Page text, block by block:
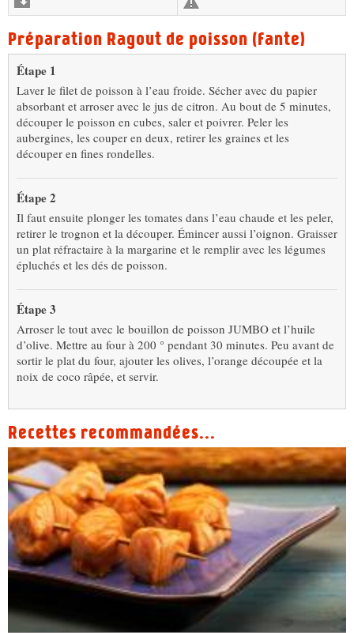
Préparation Ragout de poisson (fante)
Étape 1
Laver le filet de poisson à l’eau froide. Sécher avec du papier
absorbant et arroser avec le jus de citron. Au bout de 5 minutes,
découper le poisson en cubes, saler et poivrer. Peler les
aubergines, les couper en deux, retirer les graines et les
découper en fines rondelles.
Étape 2
Il faut ensuite plonger les tomates dans l’eau chaude et les peler,
retirer le trognon et la découper. Émincer aussi l’oignon. Graisser
un plat réfractaire à la margarine et le remplir avec les légumes
épluchés et les dés de poisson.
Étape 3
Arroser le tout avec le bouillon de poisson JUMBO et l’huile
d’olive. Mettre au four à 200 ° pendant 30 minutes. Peu avant de
sortir le plat du four, ajouter les olives, l’orange découpée et la
noix de coco râpée, et servir.
Recettes recommandées...